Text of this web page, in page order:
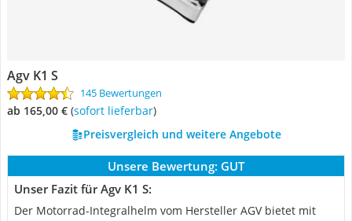
Agv K1 S
145 Bewertungen
ab 165,00 € ( Sofort lieferbar)
Preisvergleich und weitere Angebote
Unsere Bewertung: GUT
Unser Fazit für Agv K1 S:
Der Motorrad-Integralhelm vom Hersteller AGV bietet mit